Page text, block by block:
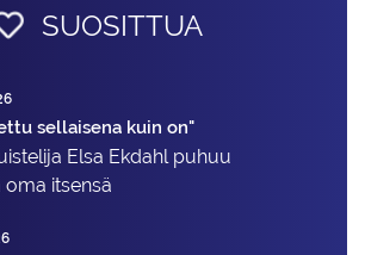
SUOSITTUA
sellaisena kuin on"
Elsa Ekdahl puhuu
itsensä